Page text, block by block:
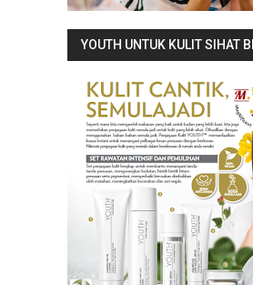
YOUTH UNTUK KULIT SIHAT